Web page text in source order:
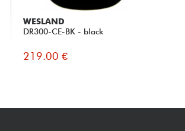
WESLAND
DR300-CE-BK - black
219.00 €